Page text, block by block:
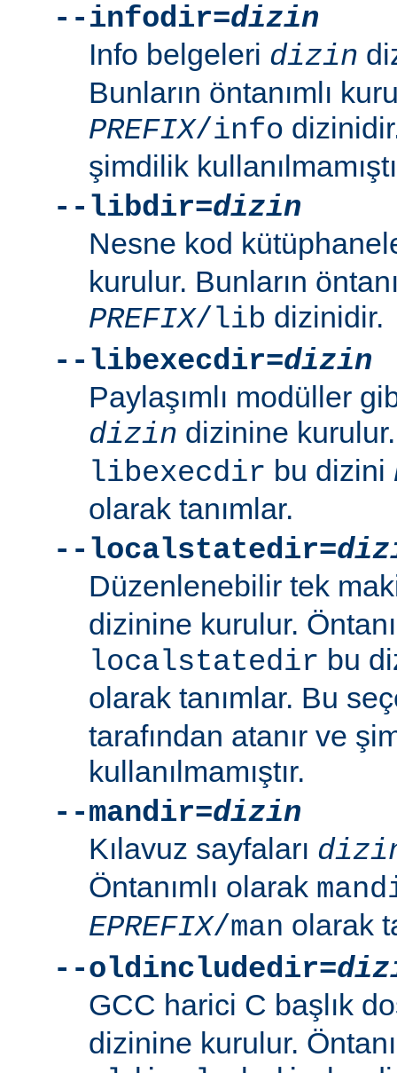
--infodir=dizin
Info belgeleri dizin
Bunların öntanımlı
PREFIX/info
şimdilik
--libdir=dizin
Nesne kod
kurulur. Bunların
PREFIX/lib dizinidir.
--libexecdir=dizin
Paylaşımlı modüller
dizin dizinine
libexecdir bu dizini
olarak tanımlar.
--localstatedir=
Düzenlenebilir tek
dizinine kurulur.
localstatedir bu
olarak tanımlar. Bu
tarafından atanır ve
kullanılmamıştır.
--mandir=dizin
Kılavuz sayfaları
Öntanımlı olarak
EPREFIX/man olarak
--oldincludedir=
GCC harici C başlık
dizinine kurulur.